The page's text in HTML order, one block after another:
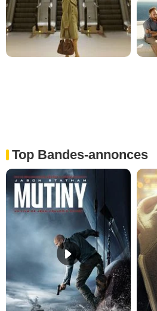
Top Bandes-annonces